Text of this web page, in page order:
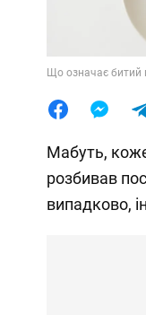
Що означає битий
Мабуть,
розбивав
випадково,